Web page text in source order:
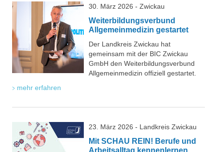
30. März 2026 - Zwickau
Weiterbildungsverbund
Allgemeinmedizin gestartet
Der Landkreis Zwickau hat
gemeinsam mit der BIC Zwickau
GmbH den Weiterbildungsverbund
Allgemeinmedizin offiziell gestartet.
mehr erfahren
23. März 2026 - Landkreis Zwickau
Mit SCHAU REIN! Berufe und
Arbeitsalltag kennenlernen